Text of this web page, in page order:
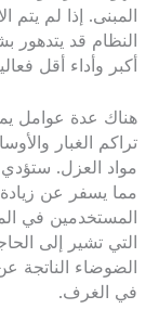
المبنى. إذا لم
النظام قد
أكبر وأداء أقل
هناك عدة عوامل
تراكم الغبار
مواد العزل. ستؤدي
مما يسفر عن
المستخدمين في
التي تشير إلى
الضوضاء الناتجة
في الغرف.